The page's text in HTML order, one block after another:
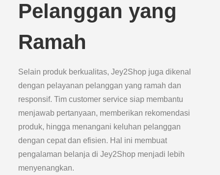
Pelanggan yang
Ramah
Selain produk berkualitas, Jey2Shop juga dikenal
dengan pelayanan pelanggan yang ramah dan
responsif. Tim customer service siap membantu
menjawab pertanyaan, memberikan rekomendasi
produk, hingga menangani keluhan pelanggan
dengan cepat dan efisien. Hal ini membuat
pengalaman belanja di Jey2Shop menjadi lebih
menyenangkan.